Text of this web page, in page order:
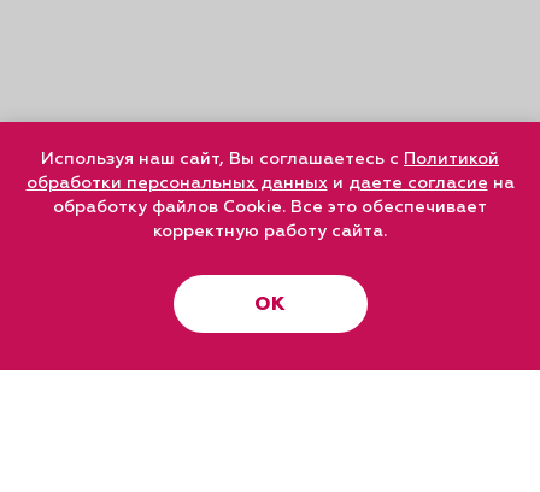
Используя наш сайт, Вы соглашаетесь с Политикой
обработки персональных данныхи даете согласие на
обработку файлов Cookie. Все это обеспечивает
корректную работу сайта.
ОК